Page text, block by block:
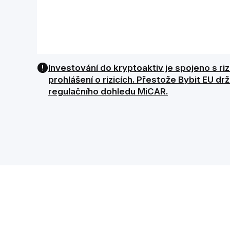
Investování do kryptoaktiv je spojeno s
prohlášení o rizicích. Přestože Bybit EU
regulačního dohledu MiCAR.